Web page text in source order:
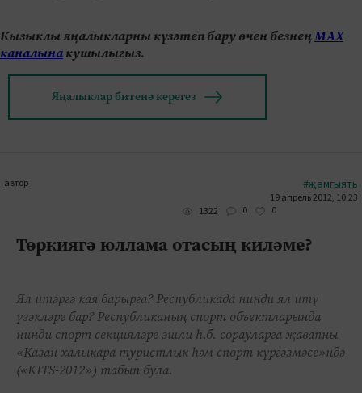
Кызыклы яңалыкларны күзәтеп бару өчен безнеңМАХ
каналынакушылыгыз.
Яңалыклар битенә керегез
автор #җәмгыять
19 апрель 2012, 10:23
1322
0 0
Төркиягә юллама отасың киләме?
Ял итәргә кая барырга? Республикада нинди ял итү
үзәкләре бар? Республиканың спорт объектларында
нинди спорт секцияләре эшли һ.б. сорауларга җавапны
«Казан халыкара туристлык һәм спорт күргәзмәсе»ндә
(«KITS-2012») табып була.